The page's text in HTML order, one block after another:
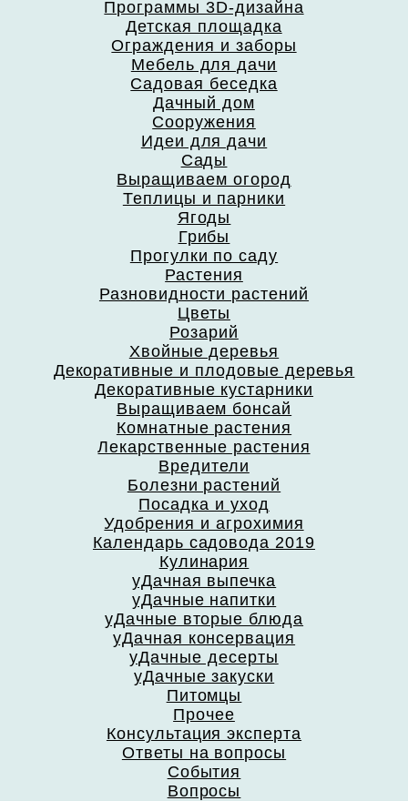
Программы 3D-дизайна
Детская площадка
Ограждения и заборы
Мебель для дачи
Садовая беседка
Дачный дом
Сооружения
Идеи для дачи
Сады
Выращиваем огород
Теплицы и парники
Ягоды
Грибы
Прогулки по саду
Растения
Разновидности растений
Цветы
Розарий
Хвойные деревья
Декоративные и плодовые деревья
Декоративные кустарники
Выращиваем бонсай
Комнатные растения
Лекарственные растения
Вредители
Болезни растений
Посадка и уход
Удобрения и агрохимия
Календарь садовода 2019
Кулинария
уДачная выпечка
уДачные напитки
уДачные вторые блюда
уДачная консервация
уДачные десерты
уДачные закуски
Питомцы
Прочее
Консультация эксперта
Ответы на вопросы
События
Вопросы